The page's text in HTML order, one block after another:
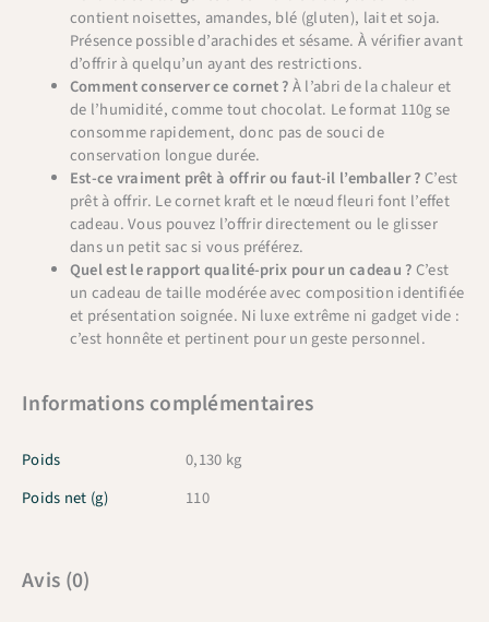
contient noisettes, amandes, blé (gluten), lait et soja.
Présence possible d’arachides et sésame. À vérifier avant
d’offrir à quelqu’un ayant des restrictions.
Comment conserver ce cornet ?À l’abri de la chaleur et
de l’humidité, comme tout chocolat. Le format 110g se
consomme rapidement, donc pas de souci de
conservation longue durée.
Est-ce vraiment prêt à offrir ou faut-il l’emballer ?C’est
prêt à offrir. Le cornet kraft et le nœud fleuri font l’effet
cadeau. Vous pouvez l’offrir directement ou le glisser
dans un petit sac si vous préférez.
Quel est le rapport qualité-prix pour un cadeau ?C’est
un cadeau de taille modérée avec composition identifiée
et présentation soignée. Ni luxe extrême ni gadget vide :
c’est honnête et pertinent pour un geste personnel.
Informations complémentaires
Poids
0,130 kg
Poids net (g)
110
Avis (0)